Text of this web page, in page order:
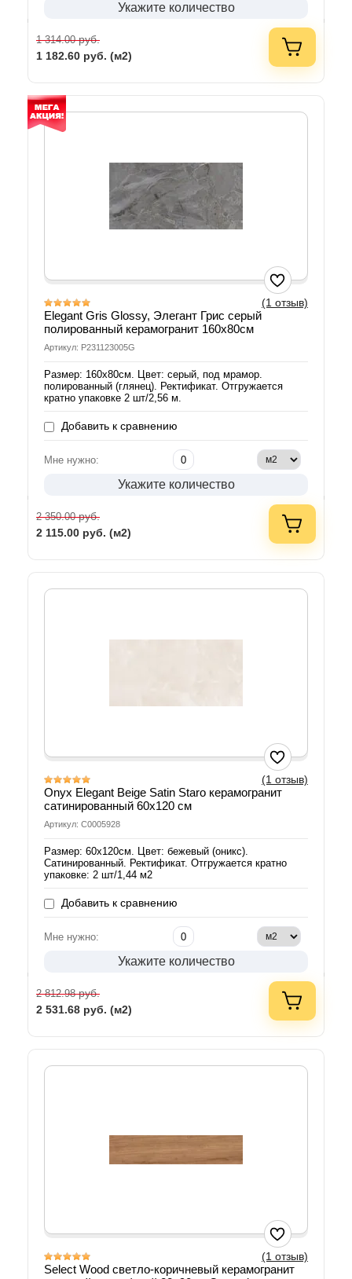
Укажите количество
1 314.00руб.
1 182.60 руб. (м2)
(1 отзыв)
Elegant Gris Glossy, Элегант Грис серый
полированный керамогранит 160х80см
Артикул: P231123005G
Размер: 160х80см. Цвет: серый, под мрамор.
полированный (глянец). Ректификат. Отгружается
кратно упаковке 2 шт/2,56 м.
Добавить к сравнению
Мне нужно:
Укажите количество
2 350.00руб.
2 115.00 руб. (м2)
(1 отзыв)
Onyx Elegant Beige Satin Staro керамогранит
сатинированный 60х120 см
Артикул: С0005928
Размер: 60х120см. Цвет: бежевый (оникс).
Сатинированный. Ректификат. Отгружается кратно
упаковке: 2 шт/1,44 м2
Добавить к сравнению
Мне нужно:
Укажите количество
2 812.98руб.
2 531.68 руб. (м2)
(1 отзыв)
Select Wood светло-коричневый керамогранит